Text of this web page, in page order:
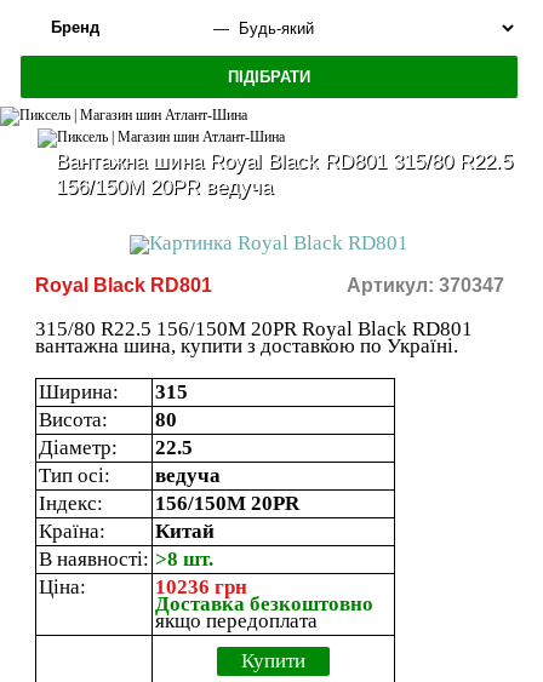
Бренд
Вантажна шина Royal Black RD801 315/80 R22.5
156/150M 20PR ведуча
Royal Black RD801 Артикул: 370347
315/80 R22.5 156/150M 20PR Royal Black RD801
вантажна шина, купити з доставкою по Україні.
Ширина:
315
Висота:
80
Діаметр:
22.5
Тип осі:
ведуча
Індекс:
156/150M 20PR
Країна:
Китай
В наявності: >8 шт.
Ціна:
10236 грн
Доставка безкоштовно
якщо передоплата
Купити